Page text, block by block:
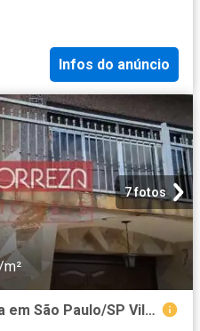
Infos do anúncio
7 fotos
m²
Casa / Sobrado para Venda em São Paulo/SP Vila Rosária 3 Quartos